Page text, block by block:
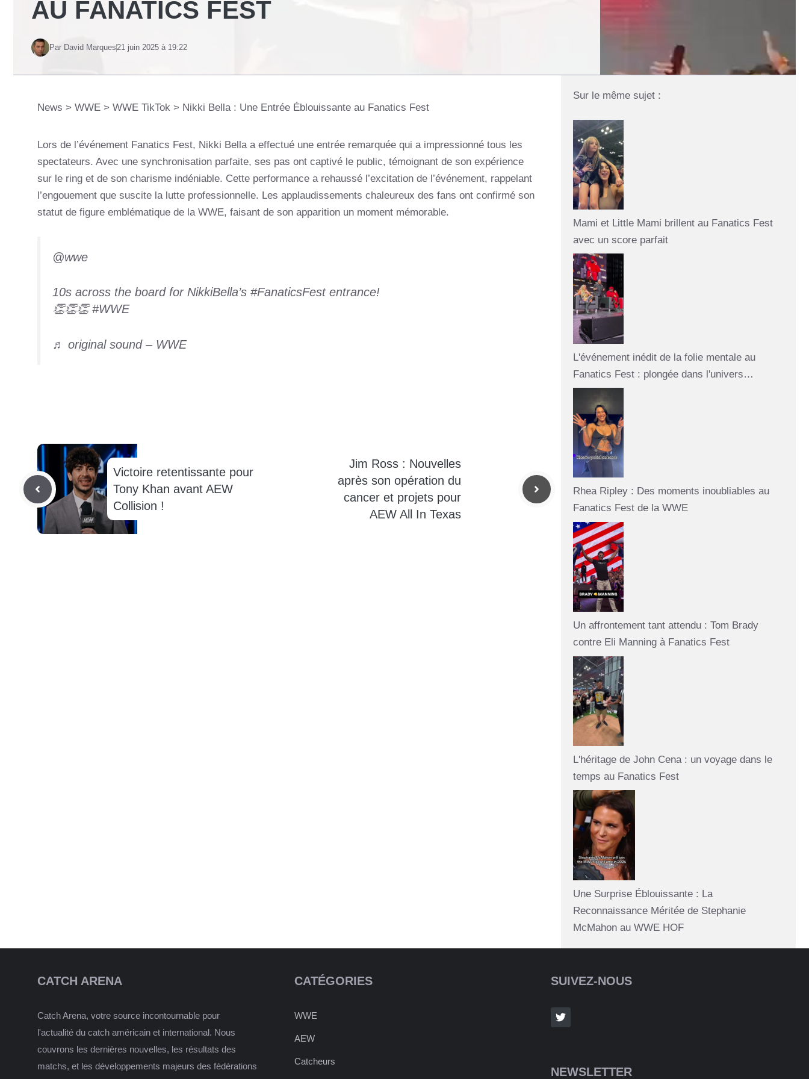
AU FANATICS FEST
Par David Marques21 juin 2025 à 19:22
News > WWE > WWE TikTok > Nikki Bella : Une Entrée Éblouissante au Fanatics Fest
Lors de l’événement Fanatics Fest, Nikki Bella a effectué une entrée remarquée qui a impressionné tous les
spectateurs. Avec une synchronisation parfaite, ses pas ont captivé le public, témoignant de son expérience
sur le ring et de son charisme indéniable. Cette performance a rehaussé l’excitation de l’événement, rappelant
l’engouement que suscite la lutte professionnelle. Les applaudissements chaleureux des fans ont confirmé son
statut de figure emblématique de la WWE, faisant de son apparition un moment mémorable.
@wwe
10s across the board for NikkiBella’s #FanaticsFestentrance!
👏👏👏#WWE
♬ original sound – WWE
Victoire retentissante pour
Tony Khan avant AEW
Collision !
Jim Ross : Nouvelles
après son opération du
cancer et projets pour
AEW All In Texas
Sur le même sujet :
Mami et Little Mami brillent au Fanatics Fest
avec un score parfait
L'événement inédit de la folie mentale au
Fanatics Fest : plongée dans l'univers…
Rhea Ripley : Des moments inoubliables au
Fanatics Fest de la WWE
Un affrontement tant attendu : Tom Brady
contre Eli Manning à Fanatics Fest
L'héritage de John Cena : un voyage dans le
temps au Fanatics Fest
Une Surprise Éblouissante : La
Reconnaissance Méritée de Stephanie
McMahon au WWE HOF
CATCH ARENA
Catch Arena, votre source incontournable pour
l'actualité du catch américain et international. Nous
couvrons les dernières nouvelles, les résultats des
matchs, et les développements majeurs des fédérations
CATÉGORIES
WWE
AEW
Catcheurs
SUIVEZ-NOUS
NEWSLETTER